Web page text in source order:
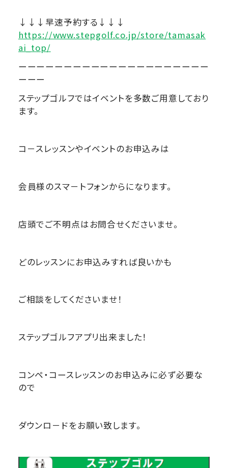
↓↓↓早速予約する↓↓↓
https://www.stepgolf.co.jp/store/tamasak
ai_top/
ーーーーーーーーーーーーーーーーーーーーー
ーーー
ステップゴルフではイベントを多数ご用意しており
ます。
コ－スレッスンやイベントのお申込みは
会員様のスマ－トフォンからになります。
店頭でご不明点はお問合せくださいませ。
どのレッスンにお申込みすれば良いかも
ご相談をしてくださいませ！
ステップゴルフアプリ出来ました！
コンペ・コースレッスンのお申込みに必ず必要な
ので
ダウンロ－ドをお願い致します。